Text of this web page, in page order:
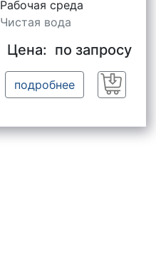
Рабочая среда
Чистая вода
Цена: по запросу
подробнее
Заказать